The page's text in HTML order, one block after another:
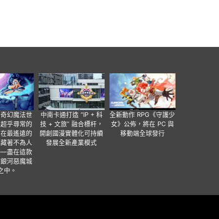
幻魔法世
乎尋常的
最遙遠的
著不為人
盡在這款
河惡魔城
中。
中南卡通打造 “IP + 科
技 + 文旅” 融合標杆，
開創國漫實體化可持續
發展全新產業模式
全新動作 RPG《守護少
女》公佈，將在 PC 與
移動端全球發行